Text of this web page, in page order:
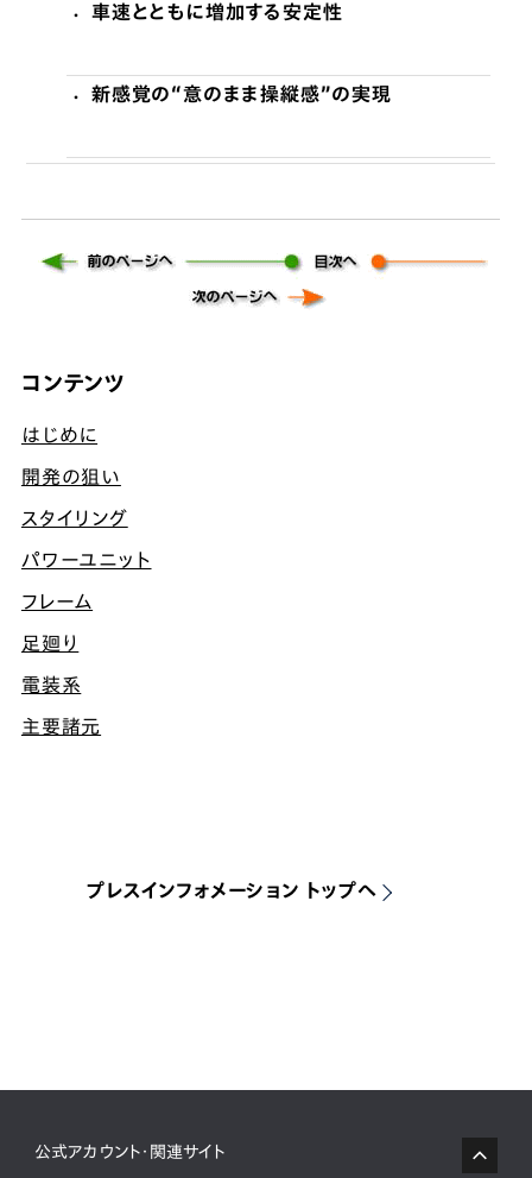
・ 車速とともに増加する安定性
・ 新感覚の“意のまま操縦感”の実現
コンテンツ
はじめに
開発の狙い
スタイリング
パワーユニット
フレーム
足廻り
電装系
主要諸元
プレスインフォメーション トップへ
公式アカウント・関連サイト